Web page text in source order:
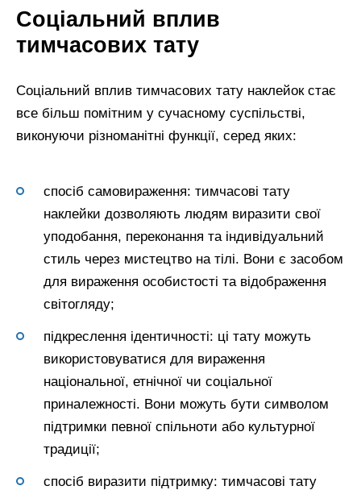
Соціальний вплив
тимчасових тату
Соціальний вплив тимчасових тату наклейок стає
все більш помітним у сучасному суспільстві,
виконуючи різноманітні функції, серед яких:
спосіб самовираження: тимчасові тату
наклейки дозволяють людям виразити свої
уподобання, переконання та індивідуальний
стиль через мистецтво на тілі. Вони є засобом
для вираження особистості та відображення
світогляду;
підкреслення ідентичності: ці тату можуть
використовуватися для вираження
національної, етнічної чи соціальної
приналежності. Вони можуть бути символом
підтримки певної спільноти або культурної
традиції;
спосіб виразити підтримку: тимчасові тату